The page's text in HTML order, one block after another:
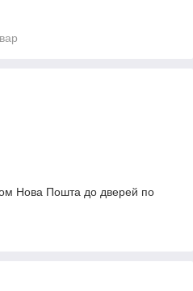
Нова Пошта до дверей по